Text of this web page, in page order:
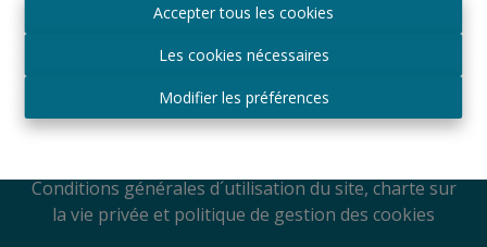
Accepter tous les cookies
Les cookies nécessaires
Modifier les préférences
Rue du Luxembourg 16B, 1000 Bruxelles, Belgique
du 29juin 2018
RC Professionnelle et Cautionnement via Axa
Conditions générales d´utilisation du site, charte sur
la vie privée et politique de gestion des cookies